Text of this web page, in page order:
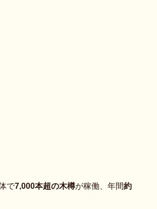
で7,000本超の木樽が稼働、年間約